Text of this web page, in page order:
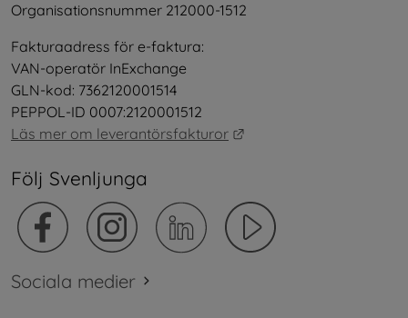
Organisationsnummer 212000-1512
Fakturaadress för e-faktura:
VAN-operatör InExchange
GLN-kod: 7362120001514
PEPPOL-ID 0007:2120001512
Läs mer om leverantörsfakturor
Följ Svenljunga
Sociala medier